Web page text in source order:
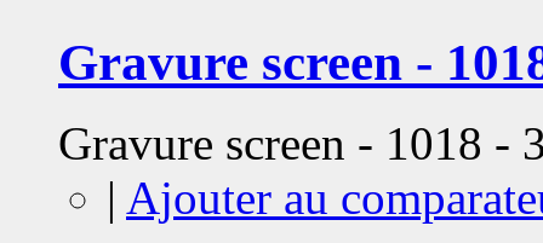
Gravure screen -
Gravure screen - 1018 -
| Ajouter au